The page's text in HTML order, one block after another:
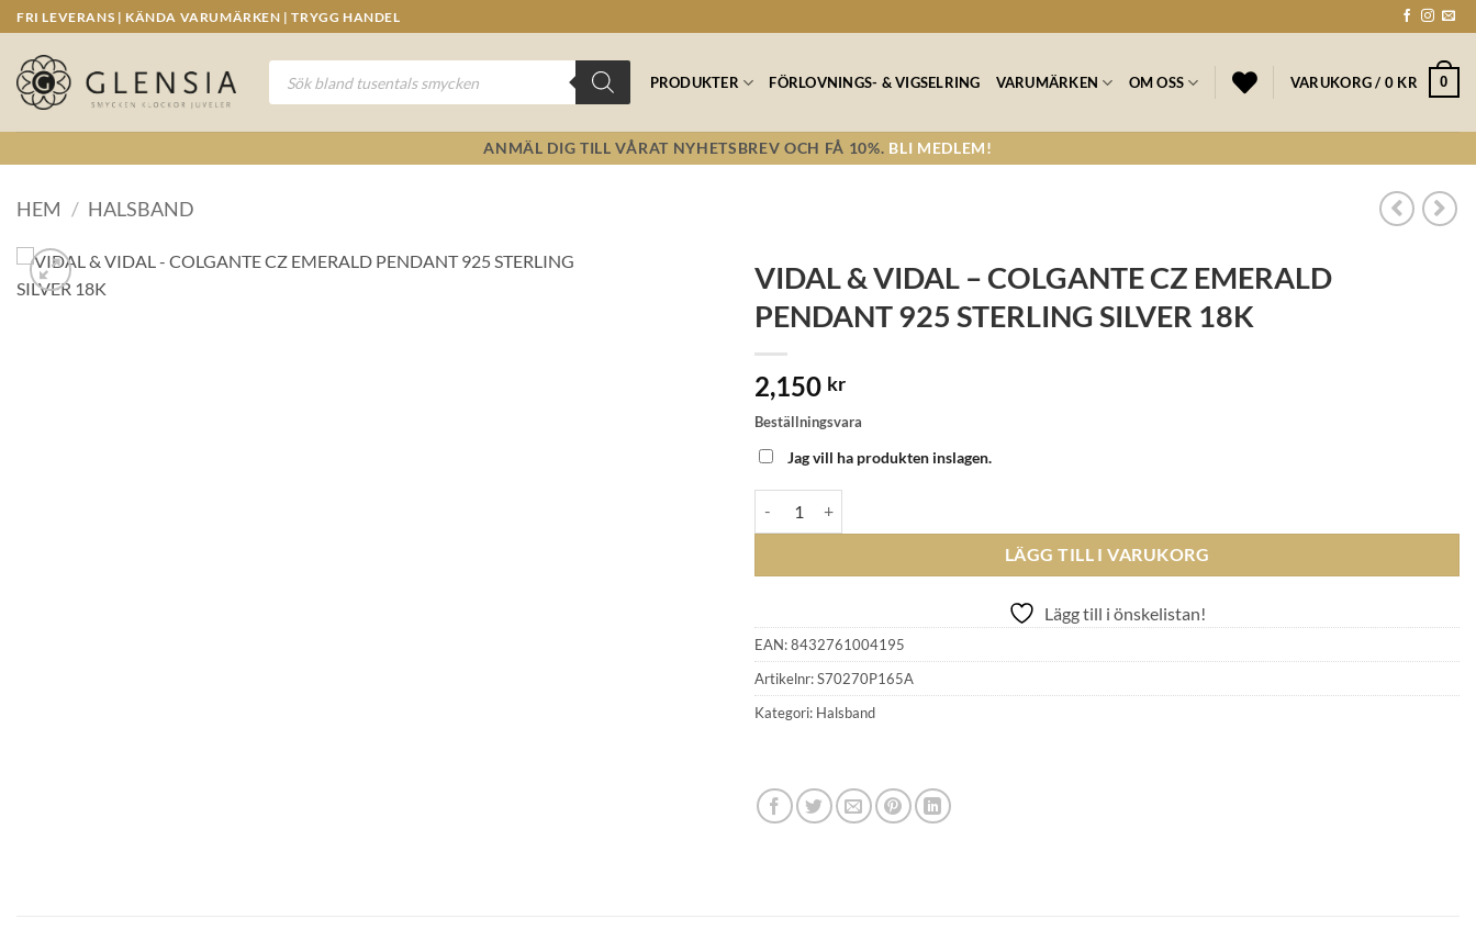
Skip
to
content
FRI LEVERANS | KÄNDA VARUMÄRKEN | TRYGG HANDEL
Produktsökning
PRODUKTER FÖRLOVNINGS- & VIGSELRING VARUMÄRKEN OM OSS VARUKORG / 0 KR 0
ANMÄL DIG TILL VÅRAT NYHETSBREV OCH FÅ 10%. BLI MEDLEM!
HEM / HALSBAND
VIDAL & VIDAL – COLGANTE CZ EMERALD
PENDANT 925 STERLING SILVER 18K
2,150 kr
Beställningsvara
Jag vill ha produkten inslagen.
LÄGG TILL I VARUKORG
Lägg till i önskelistan!
EAN:8432761004195
Artikelnr:S70270P165A
Kategori: Halsband
GLENSIA KUNDKLUBB